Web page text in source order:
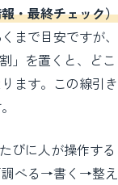
・最終チェック）
まで目安ですが、
」を置くと、どこ
ます。この線引き
びに人が操作する
調べる→書く→整え